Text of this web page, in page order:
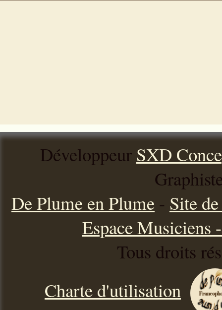
Développeur SXD
De Plume en Plume - Site
Espace Musiciens
Tous droits
Charte d'utilisation